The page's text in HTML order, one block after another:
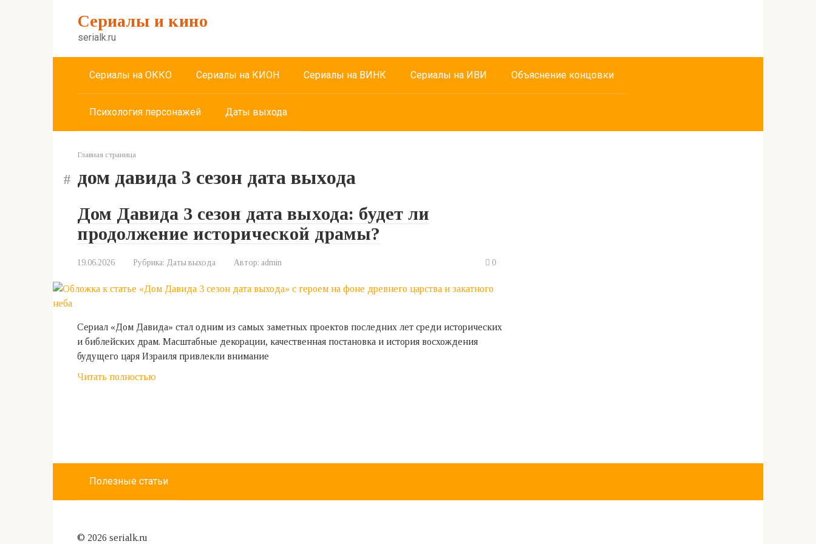
Сериалы и кино
serialk.ru
Сериалы на ОККО Сериалы на КИОН Сериалы на ВИНК Сериалы на ИВИ Объяснение концовки
Психология персонажей Даты выхода
Главная страница
дом давида 3 сезон дата выхода
Дом Давида 3 сезон дата выхода: будет ли
продолжение исторической драмы?
19.06.2026 Рубрика: Даты выхода Автор: admin 0
Сериал «Дом Давида» стал одним из самых заметных проектов последних лет среди исторических
и библейских драм. Масштабные декорации, качественная постановка и история восхождения
будущего царя Израиля привлекли внимание
Читать полностью
Полезные статьи
© 2026 serialk.ru